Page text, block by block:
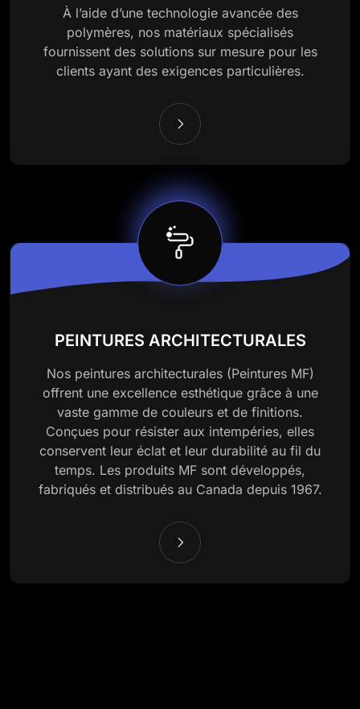
À l’aide d’une technologie avancée des
polymères, nos matériaux spécialisés
fournissent des solutions sur mesure pour les
clients ayant des exigences particulières.
PEINTURES ARCHITECTURALES
Nos peintures architecturales (Peintures MF)
offrent une excellence esthétique grâce à une
vaste gamme de couleurs et de finitions.
Conçues pour résister aux intempéries, elles
conservent leur éclat et leur durabilité au fil du
temps. Les produits MF sont développés,
fabriqués et distribués au Canada depuis 1967.